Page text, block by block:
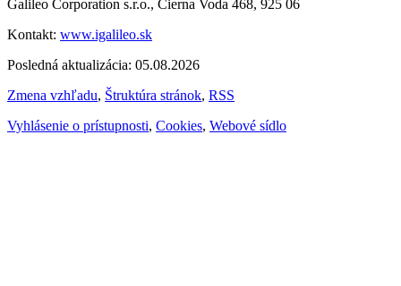
Galileo Corporation s.r.o., Čierna Voda 468, 925 06
Kontakt: www.igalileo.sk
Posledná aktualizácia: 05.08.2026
Zmena vzhľadu, Štruktúra stránok, RSS
Vyhlásenie o prístupnosti, Cookies, Webové sídlo